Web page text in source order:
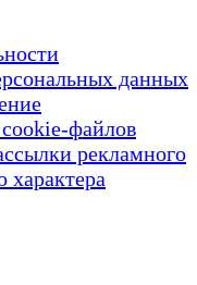
данных
файлов
рекламного